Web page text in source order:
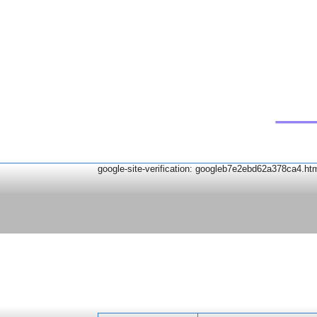
google-site-verification: